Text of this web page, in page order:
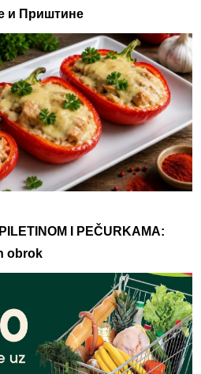
и Приштине
I PEČURKAMA:
obrok